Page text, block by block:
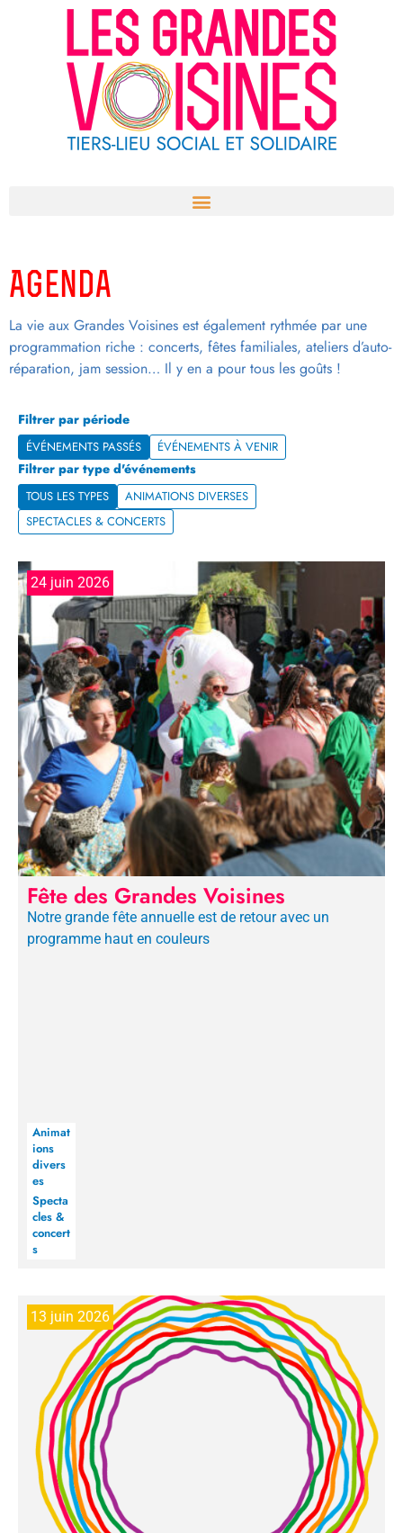
Agenda
La vie aux Grandes Voisines est également rythmée par une
programmation riche : concerts, fêtes familiales, ateliers d’auto-
réparation, jam session… Il y en a pour tous les goûts !
Filtrer par période
ÉVÉNEMENTS PASSÉS ÉVÉNEMENTS À VENIR
Filtrer par type d'événements
TOUS LES TYPES
ANIMATIONS DIVERSES
SPECTACLES & CONCERTS
24 juin 2026
Fête des Grandes Voisines
Notre grande fête annuelle est de retour avec un
programme haut en couleurs
Animat
ions
divers
es
Specta
cles &
concert
s
13 juin 2026